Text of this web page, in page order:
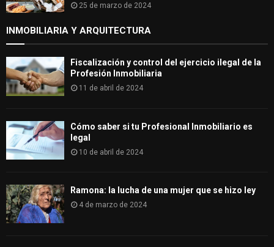
25 de marzo de 2024
INMOBILIARIA Y ARQUITECTURA
Fiscalización y control del ejercicio ilegal de la
Profesión Inmobiliaria
11 de abril de 2024
Cómo saber si tu Profesional Inmobiliario es
legal
10 de abril de 2024
Ramona: la lucha de una mujer que se hizo ley
4 de marzo de 2024